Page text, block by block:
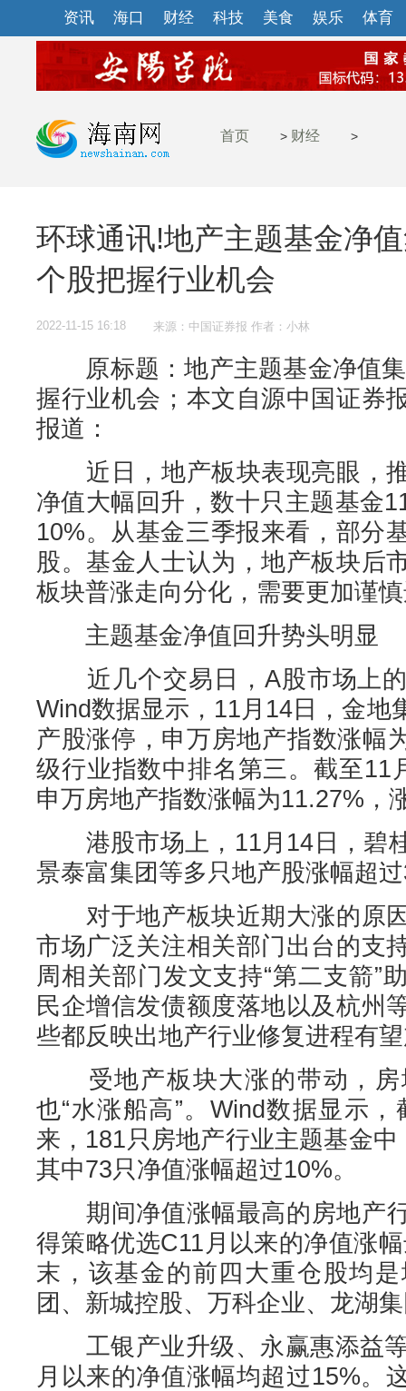
资讯 海口 财经 科技 美食 娱乐 体育
首页 > 财经 >
环球通讯!地产主题基金净
个股把握行业机会
2022-11-15 16:18 来源：中国证券报 作者：小林
原标题：地产主题基金净值集
握行业机会；本文自源中国证券
报道：
近日，地产板块表现亮眼，
净值大幅回升，数十只主题基金
10%。从基金三季报来看，部分
股。基金人士认为，地产板块后
板块普涨走向分化，需要更加谨
主题基金净值回升势头明显
近几个交易日，A股市场上的
Wind数据显示，11月14日，金地
产股涨停，申万房地产指数涨幅
级行业指数中排名第三。截至11
申万房地产指数涨幅为11.27%，
港股市场上，11月14日，碧
景泰富集团等多只地产股涨幅超
对于地产板块近期大涨的原
市场广泛关注相关部门出台的支
周相关部门发文支持“第二支箭”
民企增信发债额度落地以及杭州
些都反映出地产行业修复进程有
受地产板块大涨的带动，房
也“水涨船高”。Wind数据显示
来，181只房地产行业主题基金
其中73只净值涨幅超过10%。
期间净值涨幅最高的房地产
得策略优选C11月以来的净值涨
末，该基金的前四大重仓股均
团、新城控股、万科企业、龙湖
工银产业升级、永赢惠添益等
月以来的净值涨幅均超过15%。